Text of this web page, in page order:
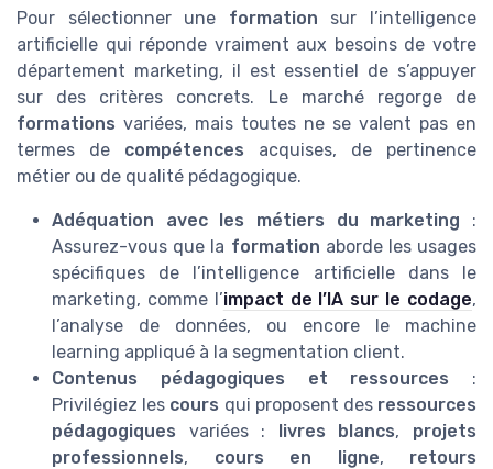
Pour sélectionner une formation sur l’intelligence
artificielle qui réponde vraiment aux besoins de votre
département marketing, il est essentiel de s’appuyer
sur des critères concrets. Le marché regorge de
formations variées, mais toutes ne se valent pas en
termes de compétences acquises, de pertinence
métier ou de qualité pédagogique.
Adéquation avec les métiers du marketing :
Assurez-vous que la formation aborde les usages
spécifiques de l’intelligence artificielle dans le
marketing, comme l’impact de l’IA sur le codage,
l’analyse de données, ou encore le machine
learning appliqué à la segmentation client.
Contenus pédagogiques et ressources :
Privilégiez les cours qui proposent des ressources
pédagogiques variées : livres blancs, projets
professionnels, cours en ligne, retours